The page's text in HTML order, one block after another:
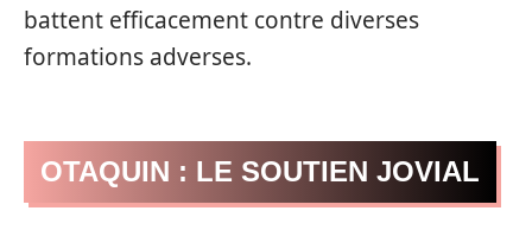
battent efficacement contre diverses
formations adverses.
OTAQUIN : LE SOUTIEN JOVIAL